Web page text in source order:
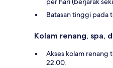
Batasan tinggi pada
Kolam renang, spa,
Akses kolam renang
22.00.